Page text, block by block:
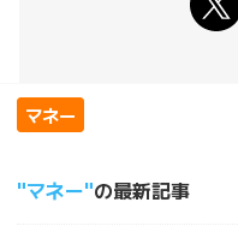
マネー
マネー の最新記事